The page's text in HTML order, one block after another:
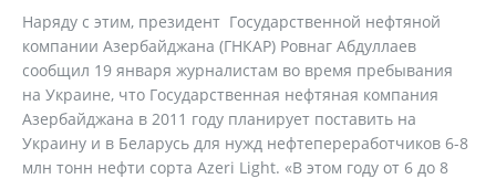
Наряду с этим, президент Государственной нефтяной
компании Азербайджана (ГНКАР) Ровнаг Абдуллаев
сообщил 19 января журналистам во время пребывания
на Украине, что Государственная нефтяная компания
Азербайджана в 2011 году планирует поставить на
Украину и в Беларусь для нужд нефтепереработчиков 6-8
млн тонн нефти сорта Azeri Light. «В этом году от 6 до 8